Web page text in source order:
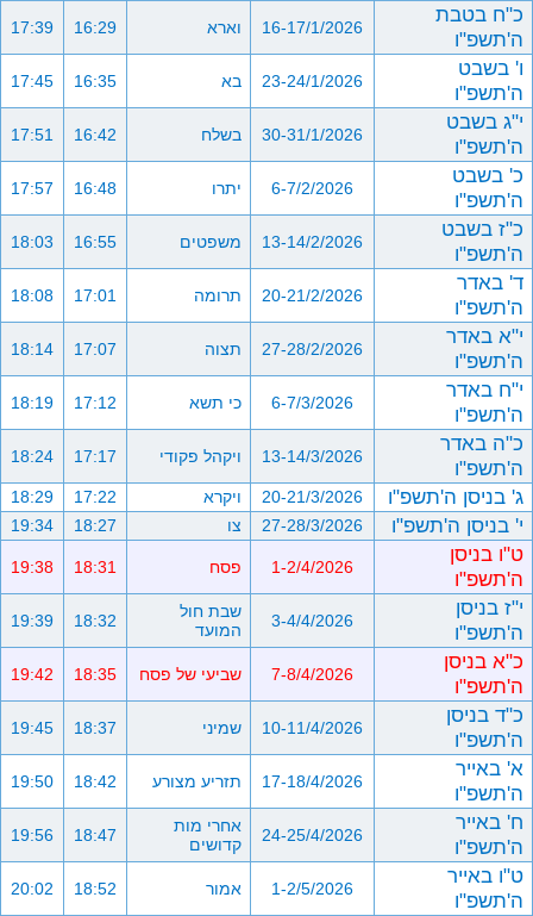
כ"ח בטבת
ה'תשפ"ו
16-17/1/2026 וארא 16:29
17:39
ו' בשבט
ה'תשפ"ו
23-24/1/2026 בא 16:35
17:45
י"ג בשבט
ה'תשפ"ו
30-31/1/2026 בשלח 16:42
17:51
כ' בשבט
ה'תשפ"ו
6-7/2/2026 יתרו 16:48
17:57
כ"ז בשבט
ה'תשפ"ו
13-14/2/2026 משפטים 16:55
18:03
ד' באדר
ה'תשפ"ו
20-21/2/2026 תרומה 17:01
18:08
י"א באדר
ה'תשפ"ו
27-28/2/2026 תצוה 17:07
18:14
י"ח באדר
ה'תשפ"ו
6-7/3/2026 כי תשא 17:12
18:19
כ"ה באדר
ה'תשפ"ו
13-14/3/2026 ויקהל פקודי 17:17
18:24
ג' בניסן ה'תשפ"ו 20-21/3/2026 ויקרא 17:22
18:29
י' בניסן ה'תשפ"ו 27-28/3/2026 צו 18:27
19:34
ט"ו בניסן
ה'תשפ"ו
1-2/4/2026 פסח 18:31
19:38
י"ז בניסן
ה'תשפ"ו
3-4/4/2026
שבת חול
המועד
18:32
19:39
כ"א בניסן
ה'תשפ"ו
7-8/4/2026 שביעי של פסח 18:35
19:42
כ"ד בניסן
ה'תשפ"ו
10-11/4/2026 שמיני 18:37
19:45
א' באייר
ה'תשפ"ו
17-18/4/2026 תזריע מצורע 18:42
19:50
ח' באייר
ה'תשפ"ו
24-25/4/2026
אחרי מות
קדושים
18:47
19:56
ט"ו באייר
ה'תשפ"ו
1-2/5/2026 אמור 18:52
20:02